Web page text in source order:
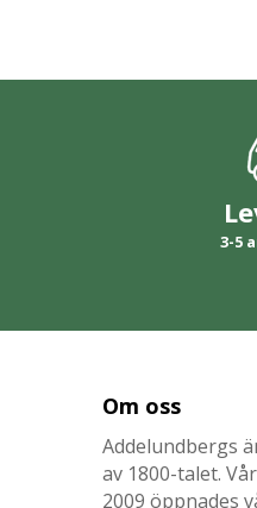
3-5
Om oss
Addelundbergs
av 1800-talet.
2009 öppnades